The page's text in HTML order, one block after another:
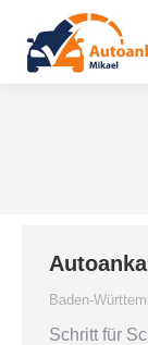
Baden-
Schritt für